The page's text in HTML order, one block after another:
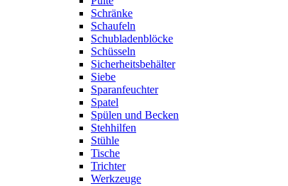
Schränke
Schaufeln
Schubladenblöcke
Schüsseln
Sicherheitsbehälter
Siebe
Sparanfeuchter
Spatel
Spülen und Becken
Stehhilfen
Stühle
Tische
Trichter
Werkzeuge